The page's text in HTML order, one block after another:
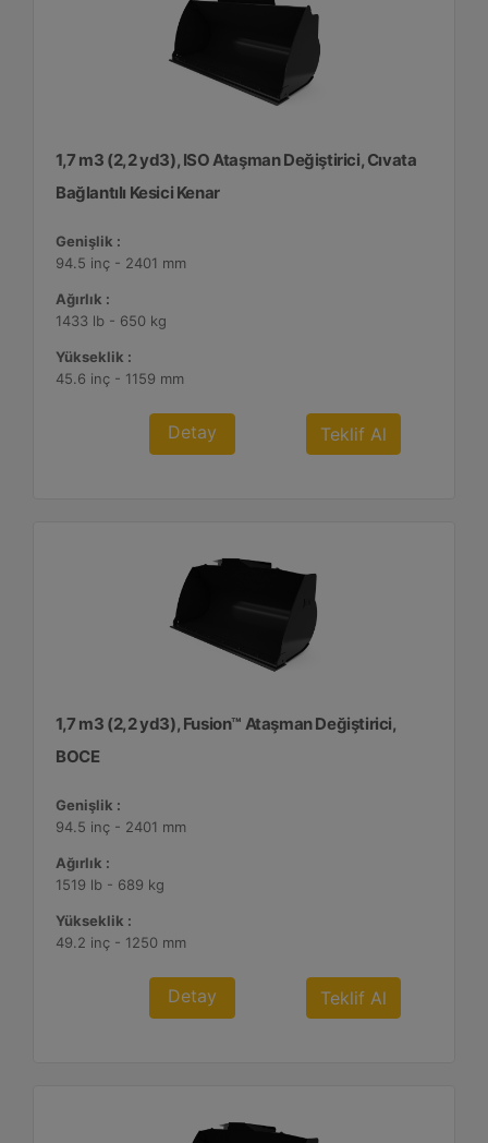
1,7 m3 (2,2 yd3), ISO Ataşman Değiştirici, Cıvata
Bağlantılı Kesici Kenar
Genişlik :
94.5 inç - 2401 mm
Ağırlık :
1433 lb - 650 kg
Yükseklik :
45.6 inç - 1159 mm
Detay Teklif Al
1,7 m3 (2,2 yd3), Fusion™ Ataşman Değiştirici,
BOCE
Genişlik :
94.5 inç - 2401 mm
Ağırlık :
1519 lb - 689 kg
Yükseklik :
49.2 inç - 1250 mm
Detay Teklif Al